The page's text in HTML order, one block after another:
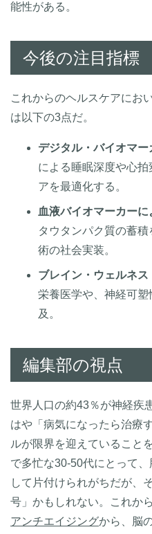
能性がある。
今後の注目指標
これからのヘルスケアにお
は以下の3点だ。
デジタル・バイオマー
による睡眠深度や心
アを最適化する。
血液バイオマーカーに
タウタンパク質の蓄
術の社会実装。
ブレイン・ウェルネス
栄養医学や、神経可
及。
編集部の視点
世界人口の約43％が神経疾
はや「病気になったら治療
ルが限界を迎えていること
で多忙な30-50代にとって
して片付けられがちだが、
号」かもしれない。これか
アンチエイジングから、脳